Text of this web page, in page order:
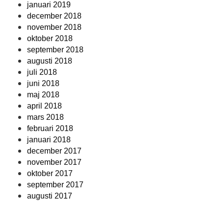
januari 2019
december 2018
november 2018
oktober 2018
september 2018
augusti 2018
juli 2018
juni 2018
maj 2018
april 2018
mars 2018
februari 2018
januari 2018
december 2017
november 2017
oktober 2017
september 2017
augusti 2017